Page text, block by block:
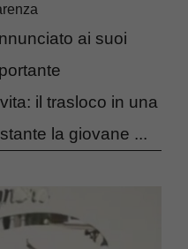
ai suoi
il trasloco in una
la giovane ...